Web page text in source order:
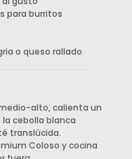
para burritos
o queso rallado
alto, calienta un
cebolla blanca
translúcida.
Coloso y cocina